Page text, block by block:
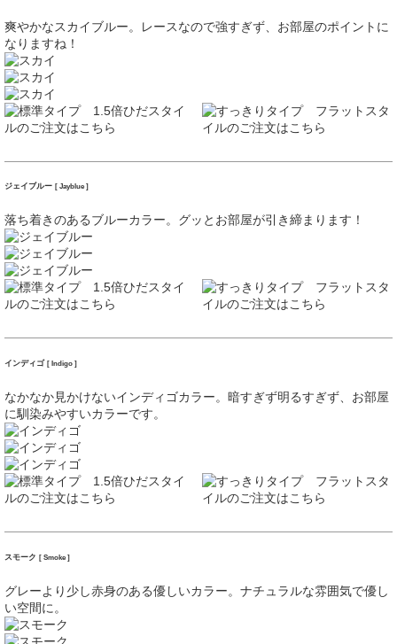
爽やかなスカイブルー。レースなので強すぎず、お部屋のポイントに
なりますね！
ジェイブルー [ Jayblue ]
落ち着きのあるブルーカラー。グッとお部屋が引き締まります！
インディゴ [ Indigo ]
なかなか見かけないインディゴカラー。暗すぎず明るすぎず、お部屋
に馴染みやすいカラーです。
スモーク [ Smoke ]
グレーより少し赤身のある優しいカラー。ナチュラルな雰囲気で優し
い空間に。